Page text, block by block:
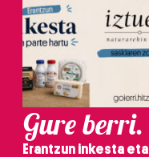
Gure berri.
Erantzun inkesta eta